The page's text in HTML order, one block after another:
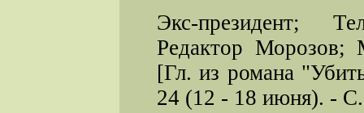
Экс-президент;
Редактор Морозов;
[Гл. из романа
24 (12 - 18 июня). -